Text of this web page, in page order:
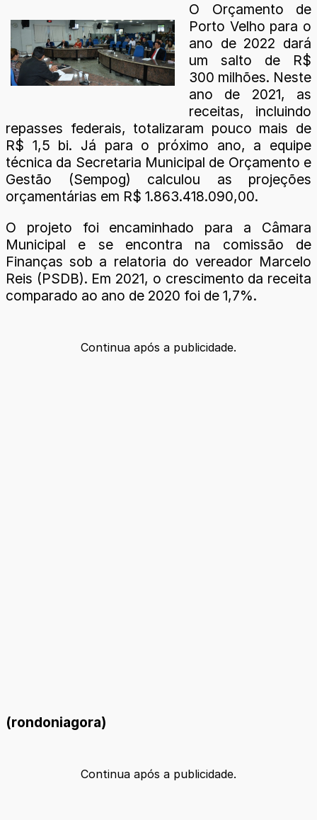
O Orçamento de
Porto Velho para o
ano de 2022 dará
um salto de R$
300 milhões. Neste
ano de 2021, as
receitas, incluindo
repasses federais, totalizaram pouco mais de
R$ 1,5 bi. Já para o próximo ano, a equipe
técnica da Secretaria Municipal de Orçamento e
Gestão (Sempog) calculou as projeções
orçamentárias em R$ 1.863.418.090,00.
O projeto foi encaminhado para a Câmara
Municipal e se encontra na comissão de
Finanças sob a relatoria do vereador Marcelo
Reis (PSDB). Em 2021, o crescimento da receita
comparado ao ano de 2020 foi de 1,7%.
Continua após a publicidade.
(rondoniagora)
Continua após a publicidade.